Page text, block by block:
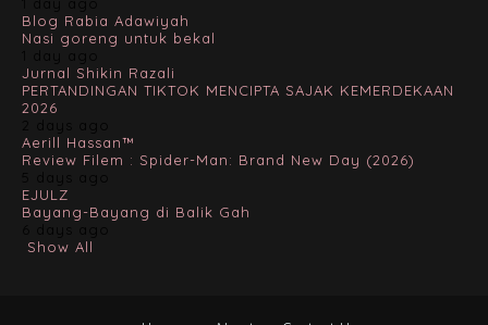
Blog Rabia Adawiyah
Nasi goreng untuk bekal
Jurnal Shikin Razali
PERTANDINGAN TIKTOK MENCIPTA SAJAK KEMERDEKAAN
2026
Aerill Hassan™
Review Filem : Spider-Man: Brand New Day (2026)
EJULZ
Bayang-Bayang di Balik Gah
Show All